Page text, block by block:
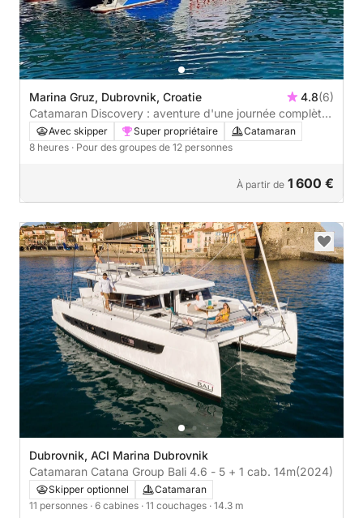
Marina Gruz, Dubrovnik, Croatie 4.8(6)
Catamaran Discovery : aventure d'une journée complète
d'île en île au départ de Dubrovnik
Avec skipper Super propriétaire
Catamaran
8 heures · Pour des groupes de 12 personnes
À partir de 1 600 €
Dubrovnik, ACI Marina Dubrovnik
Catamaran Catana Group Bali 4.6 - 5 + 1 cab. 14m(2024)
Skipper optionnel
Catamaran
11 personnes · 6 cabines · 11 couchages · 14.3 m